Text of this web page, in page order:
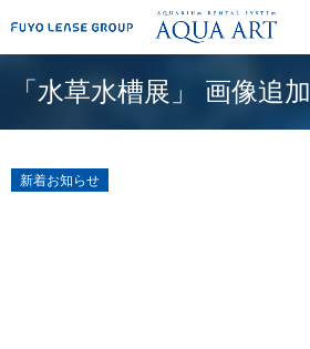
「水草水槽展」 画像追加
新着お知らせ